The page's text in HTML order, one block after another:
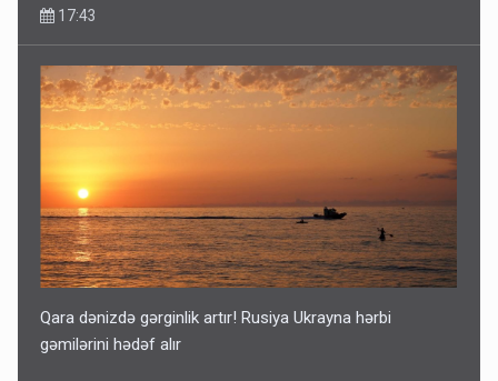
17:43
Qara dənizdə gərginlik artır! Rusiya Ukrayna hərbi
gəmilərini hədəf alır